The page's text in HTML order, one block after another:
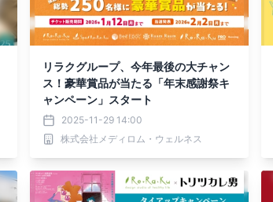
リラクグループ、今年最後の大チャン
ス！豪華賞品が当たる「年末感謝祭キ
ャンペーン」スタート
2025-11-29 14:00
株式会社メディロム・ウェルネス